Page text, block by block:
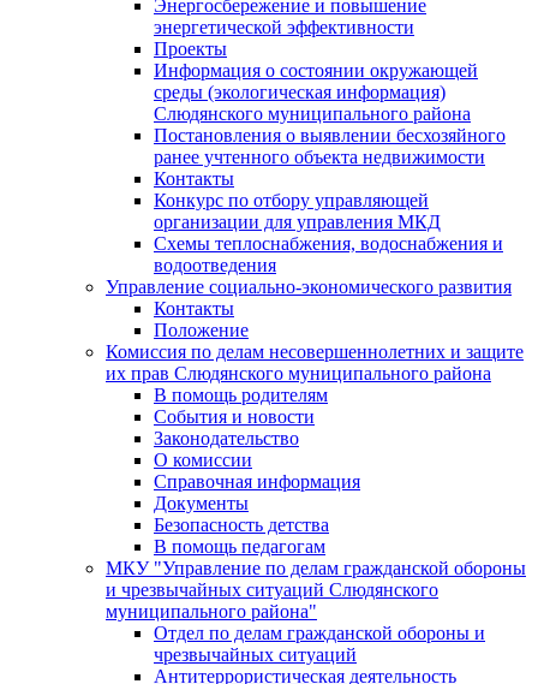
Энергосбережение и повышение
энергетической эффективности
Проекты
Информация о состоянии окружающей
среды (экологическая информация)
Слюдянского муниципального района
Постановления о выявлении бесхозяйного
ранее учтенного объекта недвижимости
Контакты
Конкурс по отбору управляющей
организации для управления МКД
Схемы теплоснабжения, водоснабжения и
водоотведения
Управление социально-экономического развития
Контакты
Положение
Комиссия по делам несовершеннолетних и защите
их прав Слюдянского муниципального района
В помощь родителям
События и новости
Законодательство
О комиссии
Справочная информация
Документы
Безопасность детства
В помощь педагогам
МКУ "Управление по делам гражданской обороны
и чрезвычайных ситуаций Слюдянского
муниципального района"
Отдел по делам гражданской обороны и
чрезвычайных ситуаций
Антитеррористическая деятельность